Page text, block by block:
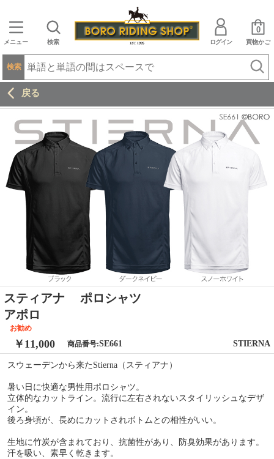
メニュー 検索 ログイン 買物かご
0
検索
戻る
スティアナ ポロシャツ
アポロ
お勧め
￥11,000 商品番号:SE661 STIERNA
スウェーデンから来たStierna（スティアナ）
暑い日に快適な男性用ポロシャツ。
立体的なカットライン。流行に左右されないスタイリッシュなデザ
イン。
後ろ身頃が、長めにカットされボトムとの相性がいい。
生地に竹炭が含まれており、抗菌性があり、防臭効果があります。
汗を吸い、素早く乾きます。